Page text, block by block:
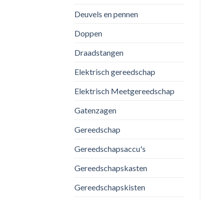
Deuvels en pennen
Doppen
Draadstangen
Elektrisch gereedschap
Elektrisch Meetgereedschap
Gatenzagen
Gereedschap
Gereedschapsaccu's
Gereedschapskasten
Gereedschapskisten